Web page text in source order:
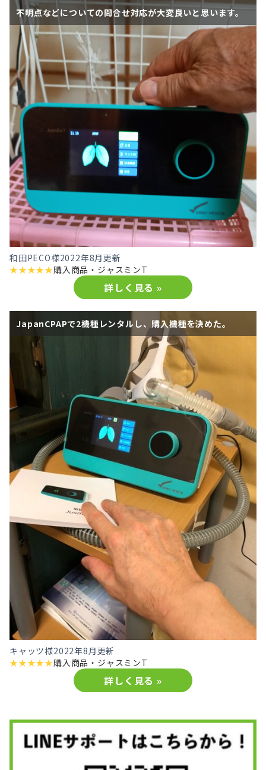
不明点などについての問合せ対応が大変良いと思います。
和田PECO様2022年8月更新
★★★★★購入商品・ ジャスミンT
詳しく見る »
JapanCPAPで2機種レンタルし、購入機種を決めた。
キャッツ様2022年8月更新
★★★★★購入商品・ ジャスミンT
詳しく見る »